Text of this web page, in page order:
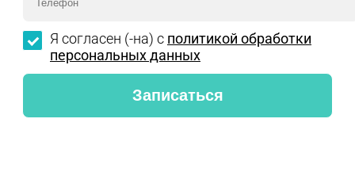
Я согласен (-на) с политикой обработки
персональных данных